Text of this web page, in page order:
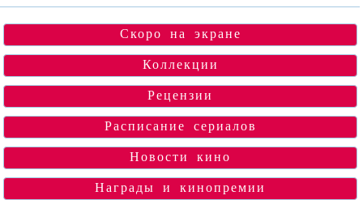
Скоро на экране
Коллекции
Рецензии
Расписание сериалов
Новости кино
Награды и кинопремии